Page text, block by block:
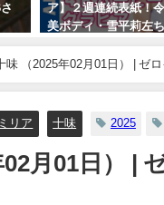
ア】２週連続表紙！
美ボディ・雪平莉左
笑みの国"タイで魅せ
笑み！カラフルでビ
着撮影に最高画質で
日） | ヤンジャンTV
ングジャンプ公式】さ
07/06/2023
味 （2025年02月01日） | ゼ
リア 十味 2025
月01日） |